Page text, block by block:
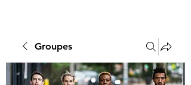
Groupes